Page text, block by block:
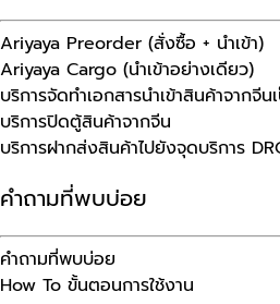
Ariyaya Preorder (สั่งซื้อ + นำเข้า)
Ariyaya Cargo (นำเข้าอย่างเดียว)
บริการจัดทำเอกสารนำเข้าสินค้าจากจี
บริการปิดตู้สินค้าจากจีน
บริการฝากส่งสินค้าไปยังจุดบริการ
คำถามที่พบบ่อย
คำถามที่พบบ่อย
How To ขั้นตอนการใช้งาน